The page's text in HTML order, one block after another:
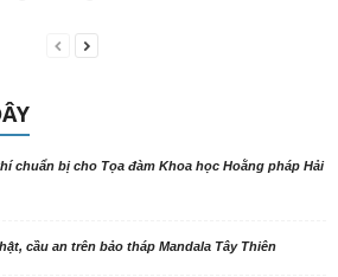
chuẩn bị cho Tọa đàm Khoa học Hoằng pháp Hải
cầu an trên bảo tháp Mandala Tây Thiên